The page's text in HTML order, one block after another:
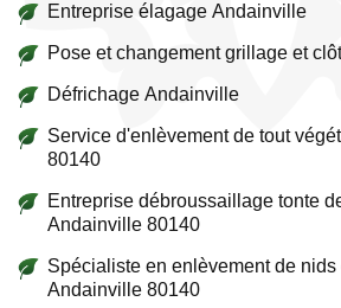
Entreprise élagage Andainville
Pose et changement grillage et
Défrichage Andainville
Service d'enlèvement de tout
80140
Entreprise débroussaillage tonte
Andainville 80140
Spécialiste en enlèvement de
Andainville 80140